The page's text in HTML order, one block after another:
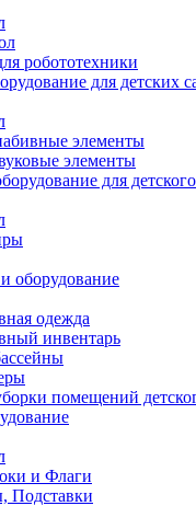
робототехники
для детских
элементы
элементы
для
оборудование
одежда
инвентарь
помещений
и Флаги
Подставки